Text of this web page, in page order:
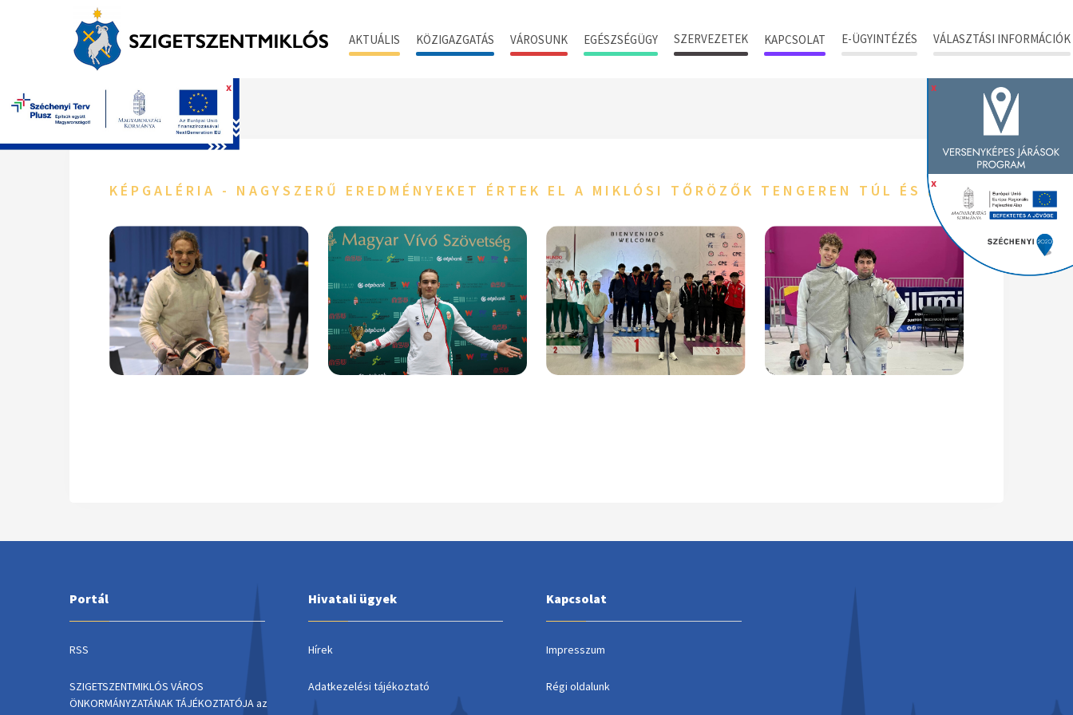
AKTUÁLIS KÖZIGAZGATÁS VÁROSUNK EGÉSZSÉGÜGY SZERVEZETEK KAPCSOLAT E-ÜGYINTÉZÉS VÁLASZTÁSI INFORMÁCIÓK
x
x
x
Főoldal
KÉPGALÉRIA - NAGYSZERŰ EREDMÉNYEKET ÉRTEK EL A MIKLÓSI TŐRÖZŐK TENGEREN TÚL ÉS
Portál
RSS
SZIGETSZENTMIKLÓS VÁROS
ÖNKORMÁNYZATÁNAK TÁJÉKOZTATÓJA az
Hivatali ügyek
Hírek
Adatkezelési tájékoztató
Kapcsolat
Impresszum
Régi oldalunk